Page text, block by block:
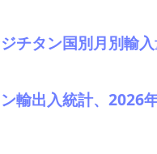
チタン国別月別輸入
輸出入統計、